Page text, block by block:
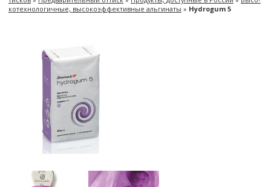
ко­тех­но­ло­гич­ные, вы­со­ко­эф­фек­тив­ные аль­ги­на­ты » Hydrogum 5